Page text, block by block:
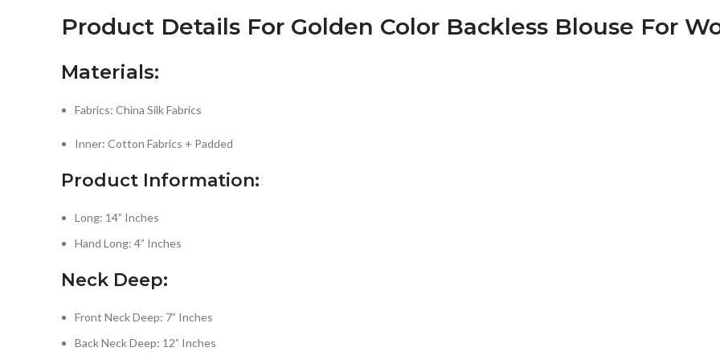
Product Details For Golden Color Backless Blouse For
Materials:
Fabrics: China Silk Fabrics
Inner: Cotton Fabrics + Padded
Product Information:
Long: 14” Inches
Hand Long: 4” Inches
Neck Deep:
Front Neck Deep: 7” Inches
Back Neck Deep: 12” Inches